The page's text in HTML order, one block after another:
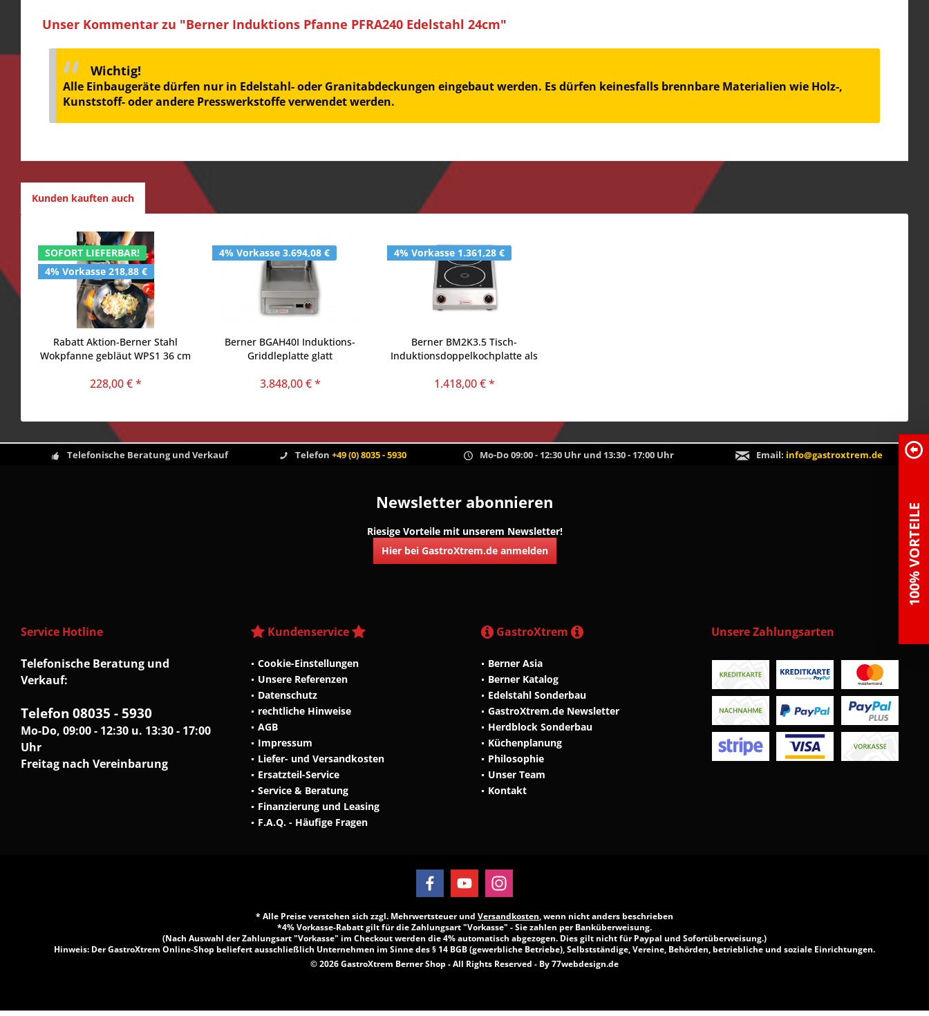
Unser Kommentar zu "Berner Induktions Pfanne PFRA240 Edelstahl 24cm"
Wichtig!
Alle Einbaugeräte dürfen nur in Edelstahl- oder Granitabdeckungen eingebaut werden. Es dürfen keinesfalls brennbare Materialien wie Holz-,
Kunststoff- oder andere Presswerkstoffe verwendet werden.
Kunden kauften auch
SOFORT LIEFERBAR!
4% Vorkasse 218,88 €
Rabatt Aktion-Berner Stahl
Wokpfanne gebläut WPS1 36 cm
2+1
228,00 € *
4% Vorkasse 3.694,08 €
Berner BGAH40I Induktions-
Griddleplatte glatt
3.848,00 € *
4% Vorkasse 1.361,28 €
Berner BM2K3.5 Tisch-
Induktionsdoppelkochplatte als
1.418,00 € *
Telefonische Beratung und Verkauf Telefon +49 (0) 8035 - 5930 Mo-Do 09:00 - 12:30 Uhr und 13:30 - 17:00 Uhr Email: info@gastroxtrem.de
Newsletter abonnieren
Riesige Vorteile mit unserem Newsletter!
Hier bei GastroXtrem.de anmelden
Service Hotline
Telefonische Beratung und
Verkauf:
Telefon 08035 - 5930
Mo-Do, 09:00 - 12:30 u. 13:30 - 17:00
Uhr
Freitag nach Vereinbarung
Kundenservice
Cookie-Einstellungen
Unsere Referenzen
Datenschutz
rechtliche Hinweise
AGB
Impressum
Liefer- und Versandkosten
Ersatzteil-Service
Service & Beratung
Finanzierung und Leasing
F.A.Q. - Häufige Fragen
GastroXtrem
Berner Asia
Berner Katalog
Edelstahl Sonderbau
GastroXtrem.de Newsletter
Herdblock Sonderbau
Küchenplanung
Philosophie
Unser Team
Kontakt
Unsere Zahlungsarten
* Alle Preise verstehen sich zzgl. Mehrwertsteuer und Versandkosten, wenn nicht anders beschrieben
*4% Vorkasse-Rabatt gilt für die Zahlungsart "Vorkasse" - Sie zahlen per Banküberweisung.
(Nach Auswahl der Zahlungsart "Vorkasse" im Checkout werden die 4% automatisch abgezogen. Dies gilt nicht für Paypal und Sofortüberweisung.)
Hinweis: Der GastroXtrem Online-Shop beliefert ausschließlich Unternehmen im Sinne des § 14 BGB (gewerbliche Betriebe), Selbstständige, Vereine, Behörden, betriebliche und soziale Einrichtungen.
© 2026 GastroXtrem Berner Shop - All Rights Reserved - By77webdesign.de
100% VORTEILE